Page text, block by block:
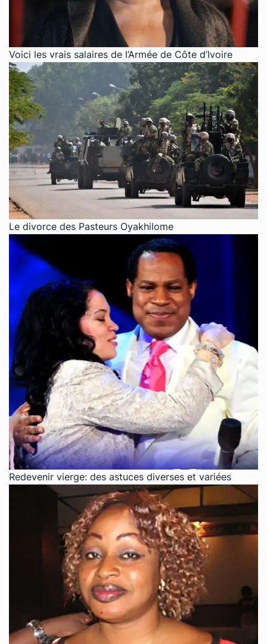
Voici les vrais salaires de l’Armée de Côte d’Ivoire
Le divorce des Pasteurs Oyakhilome
Redevenir vierge: des astuces diverses et variées